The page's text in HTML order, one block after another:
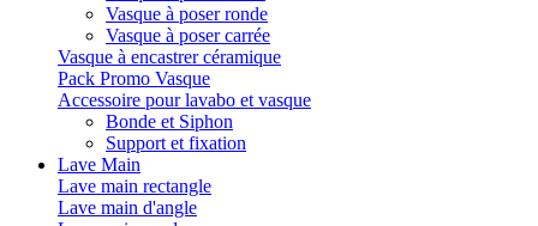
Vasque à poser ronde
Vasque à poser carrée
Vasque à encastrer céramique
Pack Promo Vasque
Accessoire pour lavabo et vasque
Bonde et Siphon
Support et fixation
Lave Main
Lave main rectangle
Lave main d'angle